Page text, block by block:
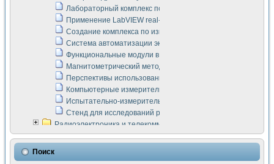
Лабораторный комплекс по исследованию элементной
Применение LabVIEW real-time module для
Создание комплекса по измерению скорости подвижного
Система автоматизации экспериментальных
Функциональные модули в стандарте Nl SCXI для
Магнитометрический метод в дефектоскопии сварных
Перспективы использования машинного зрения в
Компьютерные измерительные системы для
Испытательно-измерительный комплекс аппаратуры для
Стенд для исследований рабочих процессов ДВС в
Радиоэлектроника и телекоммуникации
LabVIEW в расчетах радиолиний систем передачи данных
Аппаратно-программный комплекс для исследования
Виртуальный лабораторный стенд для исследования
Поиск